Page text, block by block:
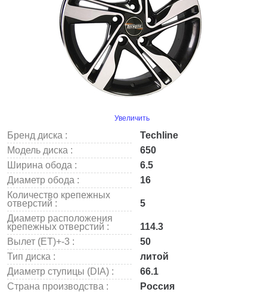
Увеличить
Бренд диска :
Techline
Модель диска :
650
Ширина обода :
6.5
Диаметр обода :
16
Количество крепежных
отверстий :
5
Диаметр расположения
крепежных отверстий :
114.3
Вылет (ET)+-3 :
50
Тип диска :
литой
Диаметр ступицы (DIA) :
66.1
Страна производства :
Россия